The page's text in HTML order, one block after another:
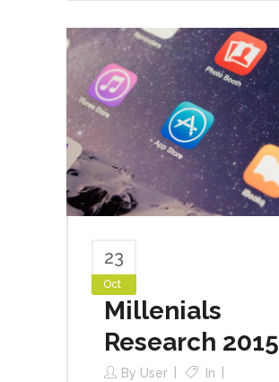
23
Oct
Millenials
Research 2015
By User
In